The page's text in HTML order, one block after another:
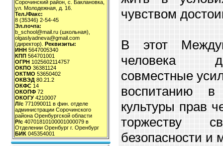
Сорочинский район, с. Баклановка,
ул. Молодежная, д. 16.
Тел./Факс:
8 (35346) 2-54-45
Эл.почта:
b_school@mail.ru (школьная),
olgaslyadneva@gmail.com
(директор). Реквизиты:
ИНН 5647005340
КПП 564701001
ОГРН 1025602114757
ОКПО 36381124
ОКТМО 53650402
ОКВЭД 80.21.2
ОКФС 14
ОКОПФ 72
ОКОГУ 4210007
Л/с 771090011 в фин. отделе
администрации Сорочинского
района Оренбургской области
Р/с 40701810100001000079 в
Отделении Оренбург г. Оренбург
БИК 045354001
чувством
В этот
человека
совместные
воспитанию в
культуры прав
торжеству
безопасности и